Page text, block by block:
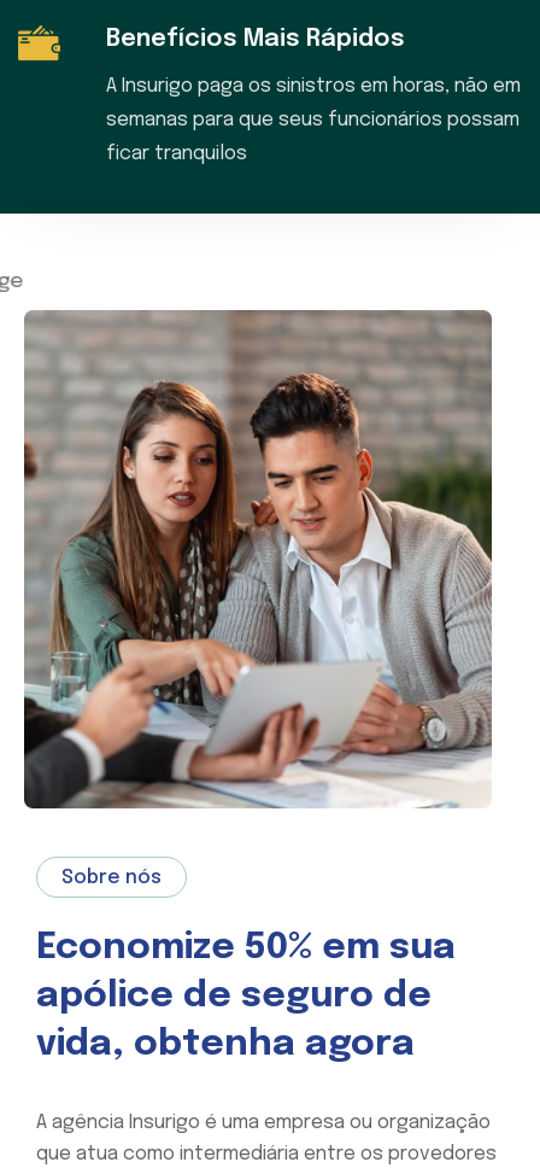
Benefícios Mais Rápidos
A Insurigo paga os sinistros em horas, não em
semanas para que seus funcionários possam
ficar tranquilos
Sobre nós
Economize 50% em sua
apólice de seguro de
vida, obtenha agora
A agência Insurigo é uma empresa ou organização
que atua como intermediária entre os provedores